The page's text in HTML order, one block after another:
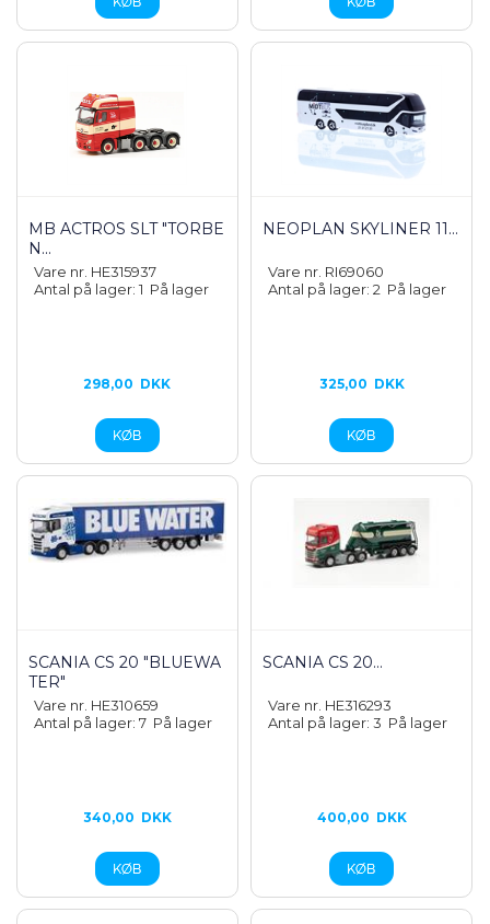
MB ACTROS SLT "TORBE
N...
Vare nr. HE315937
Antal på lager: 1 På lager
298,00 DKK
NEOPLAN SKYLINER 11...
Vare nr. RI69060
Antal på lager: 2 På lager
325,00 DKK
SCANIA CS 20 "BLUEWA
TER"
Vare nr. HE310659
Antal på lager: 7 På lager
340,00 DKK
SCANIA CS 20...
Vare nr. HE316293
Antal på lager: 3 På lager
400,00 DKK